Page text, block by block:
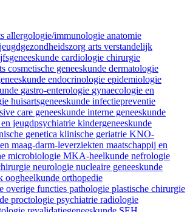
allergologie/immunologie anatomie
arts verstandelijk
cardiologie chirurgie
cosmetische geneeskunde dermatologie
endocrinologie epidemiologie
gastro-enterologie gynaecologie en
huisartsgeneeskunde infectiepreventie
care geneeskunde interne geneeskunde
jeugdpsychiatrie kindergeneeskunde
genetica klinische geriatrie KNO-
maag-darm-leverziekten maatschappij en
microbiologie MKA-heelkunde nefrologie
neurologie nucleaire geneeskunde
oogheelkunde orthopedie
overige functies pathologie plastische chirurgie
proctologie psychiatrie radiologie